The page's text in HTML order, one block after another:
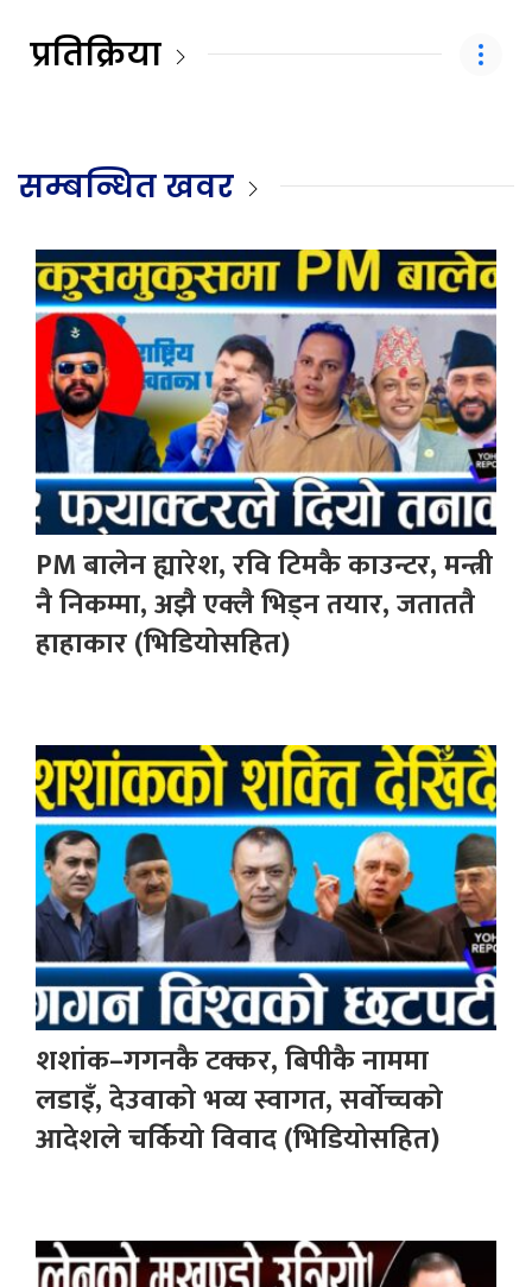
प्रतिक्रिया
सम्बन्धित खवर
PM बालेन ह्यारेश, रवि टिमकै काउन्टर, मन्त्री
नै निकम्मा, अझै एक्लै भिड्न तयार, जताततै
हाहाकार (भिडियोसहित)
शशांक–गगनकै टक्कर, बिपीकै नाममा
लडाइँ, देउवाको भव्य स्वागत, सर्वोच्चको
आदेशले चर्कियो विवाद (भिडियोसहित)